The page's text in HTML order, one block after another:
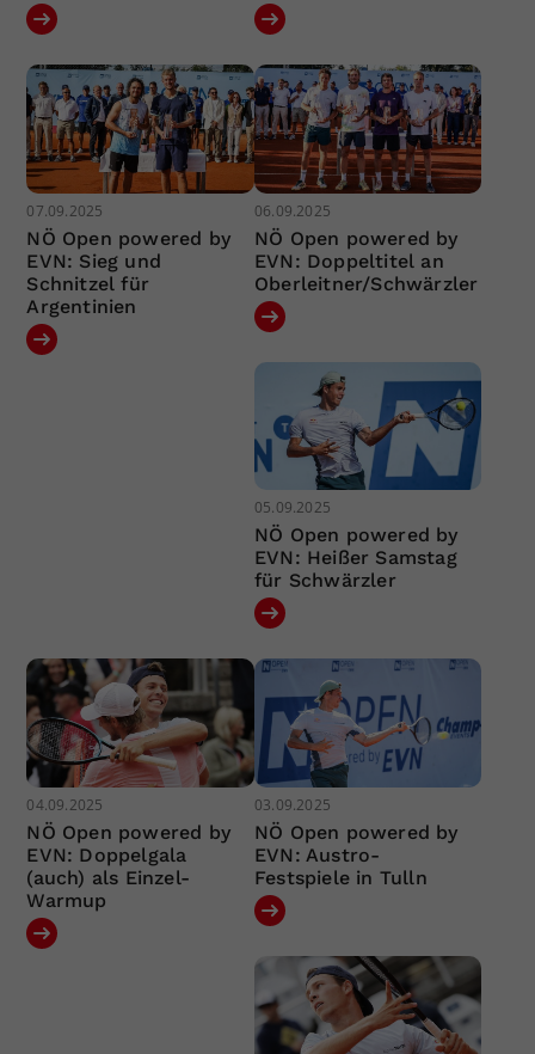
07.09.2025
NÖ Open powered by
EVN: Sieg und
Schnitzel für
Argentinien
06.09.2025
NÖ Open powered by
EVN: Doppeltitel an
Oberleitner/Schwärzler
05.09.2025
NÖ Open powered by
EVN: Heißer Samstag
für Schwärzler
04.09.2025
NÖ Open powered by
EVN: Doppelgala
(auch) als Einzel-
Warmup
03.09.2025
NÖ Open powered by
EVN: Austro-
Festspiele in Tulln